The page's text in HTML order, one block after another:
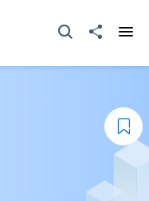
打開搜尋器分享至
加